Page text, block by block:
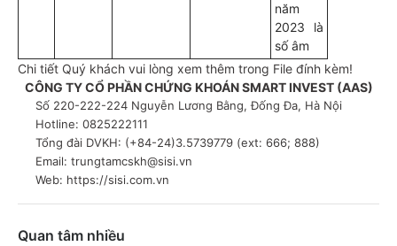
năm
2023 là
số âm
Chi tiết Quý khách vui lòng xem thêm trong File đính kèm!
CÔNG TY CỔ PHẦN CHỨNG KHOÁN SMART INVEST (AAS)
Số 220-222-224 Nguyễn Lương Bằng, Đống Đa, Hà Nội
Hotline: 0825222111
Tổng đài DVKH: (+84-24)3.5739779 (ext: 666; 888)
Email: trungtamcskh@sisi.vn
Web: https://sisi.com.vn
Quan tâm nhiều